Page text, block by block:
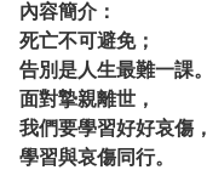
內容簡介：
死亡不可避免；
告別是人生最難一課。
面對摯親離世，
我們要學習好好哀傷，
學習與哀傷同行。